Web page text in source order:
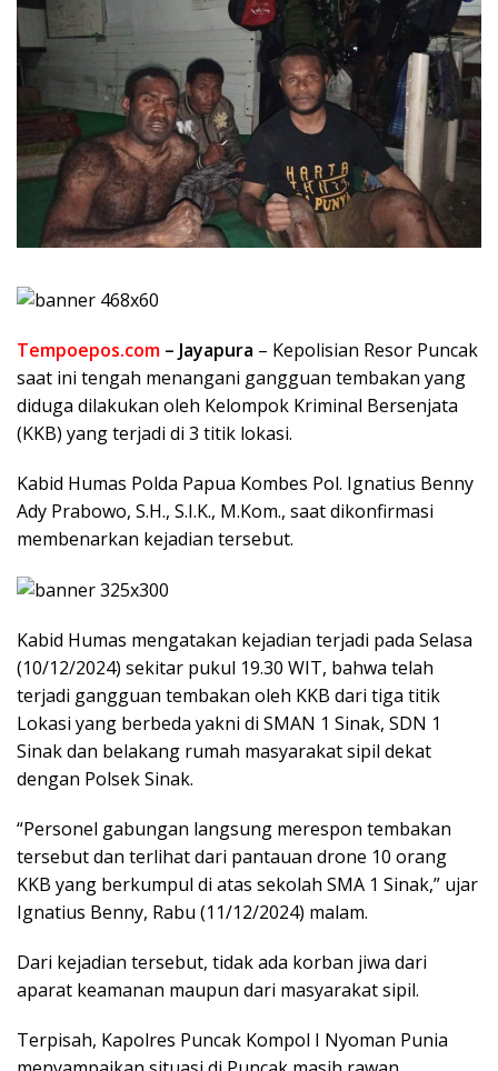
Tempoepos.com – Jayapura – Kepolisian Resor Puncak
saat ini tengah menangani gangguan tembakan yang
diduga dilakukan oleh Kelompok Kriminal Bersenjata
(KKB) yang terjadi di 3 titik lokasi.
Kabid Humas Polda Papua Kombes Pol. Ignatius Benny
Ady Prabowo, S.H., S.I.K., M.Kom., saat dikonfirmasi
membenarkan kejadian tersebut.
Kabid Humas mengatakan kejadian terjadi pada Selasa
(10/12/2024) sekitar pukul 19.30 WIT, bahwa telah
terjadi gangguan tembakan oleh KKB dari tiga titik
Lokasi yang berbeda yakni di SMAN 1 Sinak, SDN 1
Sinak dan belakang rumah masyarakat sipil dekat
dengan Polsek Sinak.
“Personel gabungan langsung merespon tembakan
tersebut dan terlihat dari pantauan drone 10 orang
KKB yang berkumpul di atas sekolah SMA 1 Sinak,” ujar
Ignatius Benny, Rabu (11/12/2024) malam.
Dari kejadian tersebut, tidak ada korban jiwa dari
aparat keamanan maupun dari masyarakat sipil.
Terpisah, Kapolres Puncak Kompol I Nyoman Punia